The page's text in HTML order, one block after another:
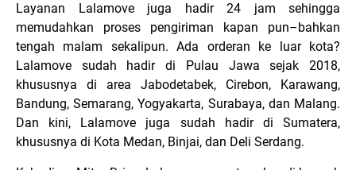
Layanan Lalamove juga hadir 24 jam sehingga
memudahkan proses pengiriman kapan pun–bahkan
tengah malam sekalipun. Ada orderan ke luar kota?
Lalamove sudah hadir di Pulau Jawa sejak 2018,
khususnya di area Jabodetabek, Cirebon, Karawang,
Bandung, Semarang, Yogyakarta, Surabaya, dan Malang.
Dan kini, Lalamove juga sudah hadir di Sumatera,
khususnya di Kota Medan, Binjai, dan Deli Serdang.